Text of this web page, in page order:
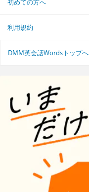
初めての方へ
利用規約
DMM英会話Wordsトップへ